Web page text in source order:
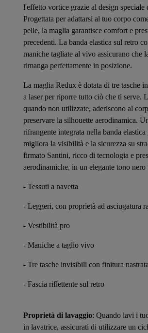
l'effetto vortice grazie al design speciale
Progettata per adattarsi al tuo corpo
pelle, la maglia garantisce comfort e
precedenti. La banda elastica sul retro
maniche tagliate al vivo assicurano che
rimanga perfettamente in posizione.
La maglia Redux è dotata di tre tasche
a laser per riporre tutto ciò che ti serve.
quando non utilizzate, aderiscono al
preservare la silhouette aerodinamica.
rifrangente integrata nella banda elastica
migliora la visibilità e la sicurezza su
firmato Santini, ricco di tecnologia e
aerodinamiche, in un elegante tono nero
- Tessuti a navetta
- Leggeri, con proprietà ad asciugatura
- Vestibilità pro
- Maniche a taglio vivo
- Tre tasche invisibili con finitura nastrata
- Fascia riflettente sul retro
Proprietà di lavaggio: Quando lavi i
in lavatrice, assicurati di utilizzare un